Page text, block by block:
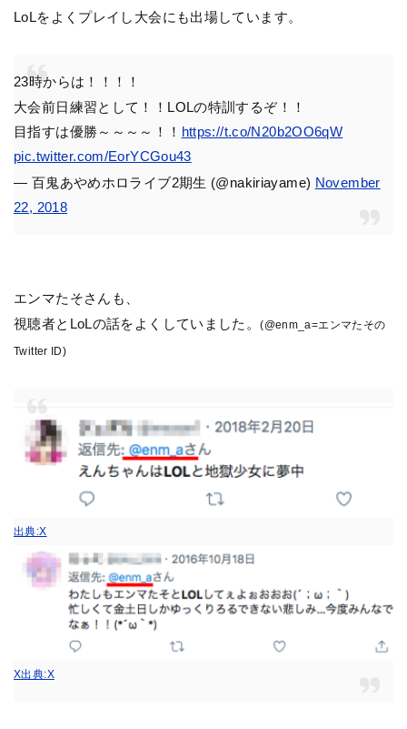
LoLをよくプレイし大会にも出場しています。
23時からは！！！！
大会前日練習として！！LOLの特訓するぞ！！
目指すは優勝～～～～！！ https://t.co/N20b2OO6qW
pic.twitter.com/EorYCGou43
— 百鬼あやめホロライブ2期生 (@nakiriayame) November
22, 2018
エンマたそさんも、
視聴者とLoLの話をよくしていました。(@enm_a=エンマたその
Twitter ID)
出典:X
X出典:X